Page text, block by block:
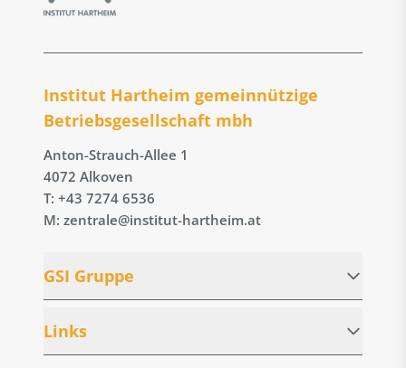
Institut Hartheim gemeinnützige
Betriebs­gesellschaft mbh
Anton-Strauch-Allee 1
4072 Alkoven
T: +43 7274 6536
M: zentrale@institut-hartheim.at
GSI Gruppe
Links